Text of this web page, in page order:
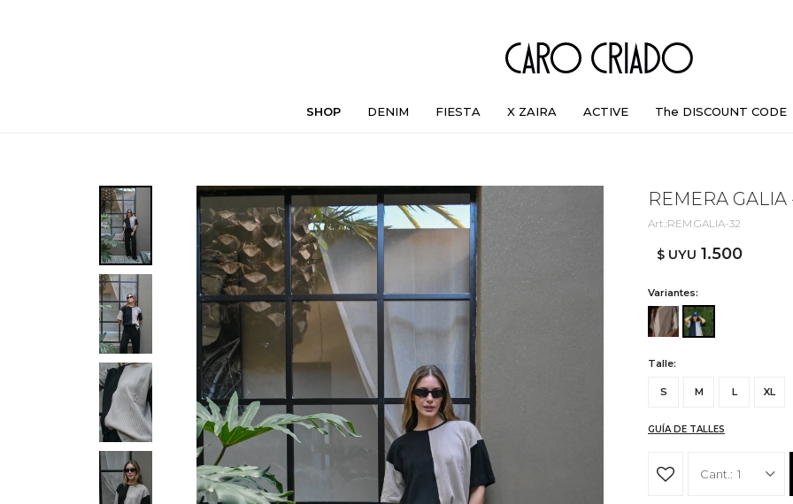
SHOP DENIM FIESTA X ZAIRA ACTIVE The DISCOUNT CODE
REMERA
REM.GALIA-32
$ UYU 1.500
Variantes:
Talle:
S M L XL
GUÍA DE TALLES
1